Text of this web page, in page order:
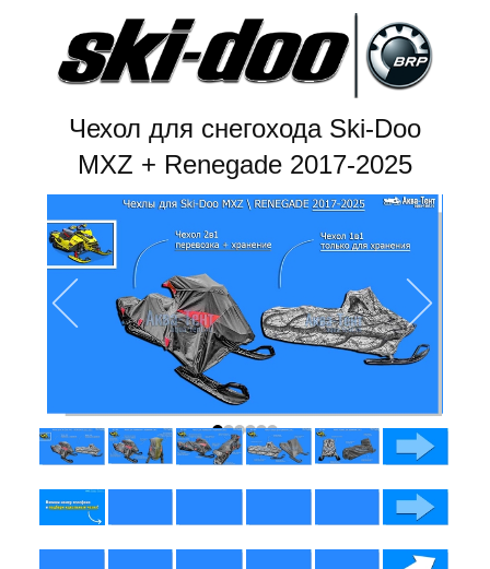
Чехол для снегохода Ski-Doo
MXZ + Renegade 2017-2025